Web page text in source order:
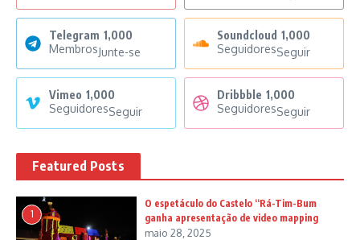
Telegram 1,000
MembrosJunte-se
Soundcloud 1,000
SeguidoresSeguir
Vimeo 1,000
SeguidoresSeguir
Dribbble 1,000
SeguidoresSeguir
Featured Posts
1
O espetáculo do Castelo “Rá-Tim-Bum
ganha apresentação de video mapping
maio 28, 2025